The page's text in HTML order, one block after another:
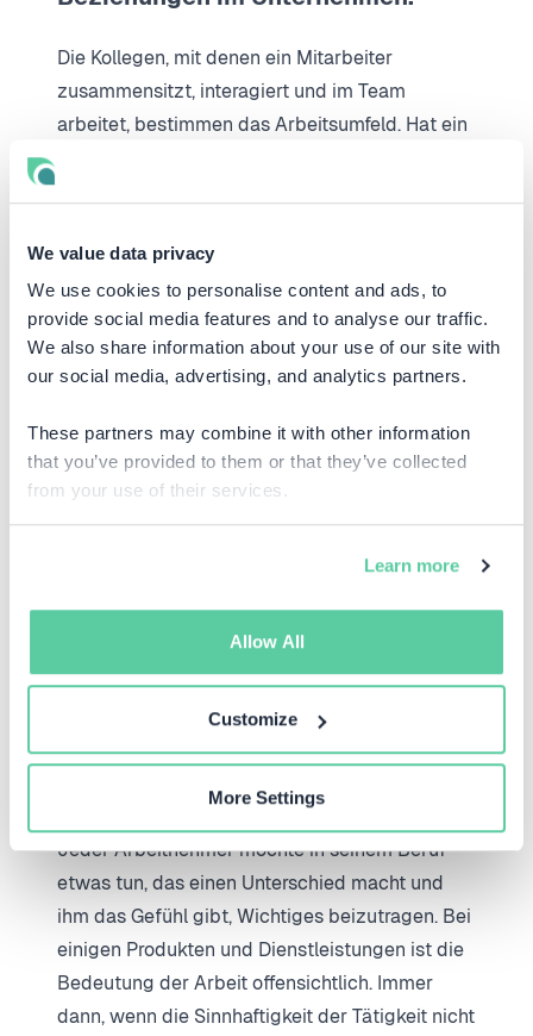
We value data privacy
We use cookies to personalise content and ads, to
provide social media features and to analyse our traffic.
We also share information about your use of our site with
our social media, advertising, and analytics partners.
These partners may combine it with other information
that you’ve provided to them or that they’ve collected
from your use of their services.
Learn more
Allow All
Customize
More Settings
Die Kollegen, mit denen ein Mitarbeiter
zusammensitzt, interagiert und im Team
arbeitet, bestimmen das Arbeitsumfeld. Hat ein
gute Mitarbeiter zu binden, lohnt es sich, das
kollegiale Miteinander zu unterstützen –
beispielsweise durch Workshops oder
Angebote für After-Work-Events, die den
Teamspirit fördern.
9. Sie sehen keinen Sinn in ihrer
Jeder Arbeitnehmer möchte in seinem Beruf
etwas tun, das einen Unterschied macht und
ihm das Gefühl gibt, Wichtiges beizutragen. Bei
einigen Produkten und Dienstleistungen ist die
Bedeutung der Arbeit offensichtlich. Immer
dann, wenn die Sinnhaftigkeit der Tätigkeit nicht